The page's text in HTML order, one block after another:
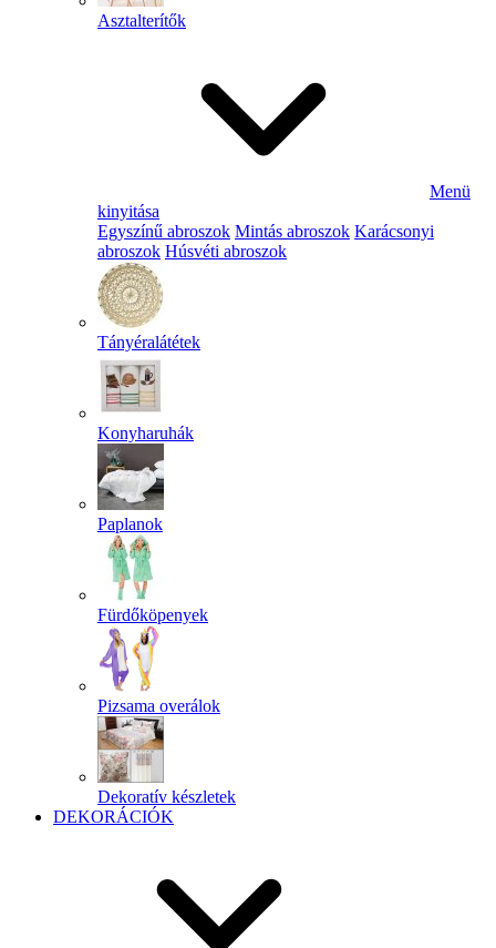
Asztalterítők
Menü
kinyitása
Egyszínű abroszok Mintás abroszok Karácsonyi
abroszok Húsvéti abroszok
Tányéralátétek
Konyharuhák
Paplanok
Fürdőköpenyek
Pizsama overálok
Dekoratív készletek
DEKORÁCIÓK